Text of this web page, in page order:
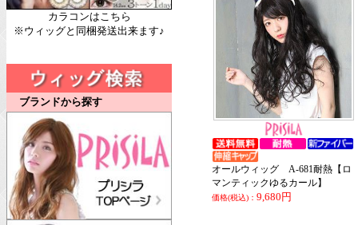
カラコンはこちら
※ウィッグと同梱発送出来ます♪
ブランドから探す
オールウィッグ A-681耐熱【ロ
マンティックゆるカール】
価格(税込)： 9,680円